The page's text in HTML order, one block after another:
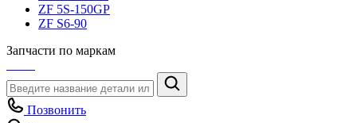
ZF 5S-150GP
ZF S6-90
Запчасти по маркам
Позвонить